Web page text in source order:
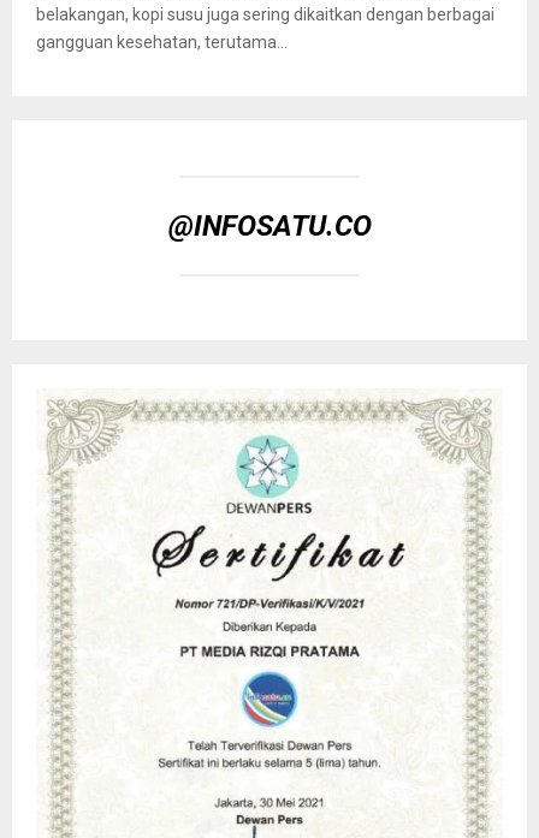
belakangan, kopi susu juga sering dikaitkan dengan berbagai
gangguan kesehatan, terutama...
@INFOSATU.CO